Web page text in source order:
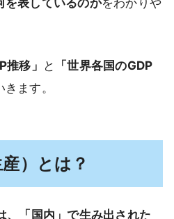
を表しているのかをわかりや
推移」 と
「世界各国のGDP
ます。
）とは？
、「国内」で生み出された